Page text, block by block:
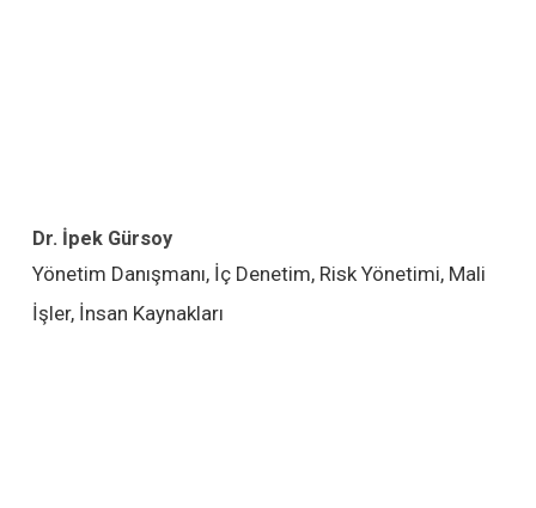
Dr. İpek Gürsoy
Yönetim Danışmanı, İç Denetim, Risk Yönetimi, Mali
İşler, İnsan Kaynakları